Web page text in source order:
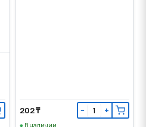
202 ₸ − +
В наличии